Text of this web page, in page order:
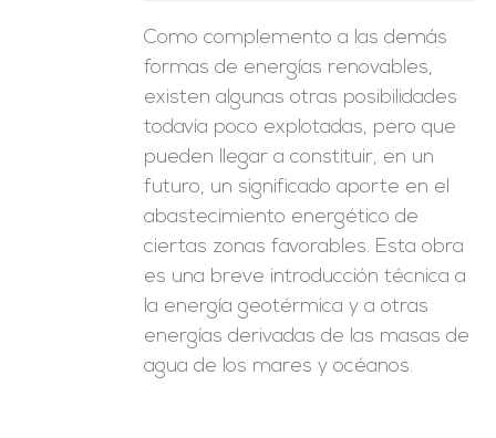
Como complemento a las demás
formas de energías renovables,
existen algunas otras posibilidades
todavía poco explotadas, pero que
pueden llegar a constituir, en un
futuro, un significado aporte en el
abastecimiento energético de
ciertas zonas favorables. Esta obra
es una breve introducción técnica a
la energía geotérmica y a otras
energías derivadas de las masas de
agua de los mares y océanos.